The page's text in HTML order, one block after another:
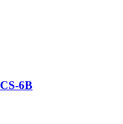
כספת ביומטרית בינונית 36 ליטר CS-6B